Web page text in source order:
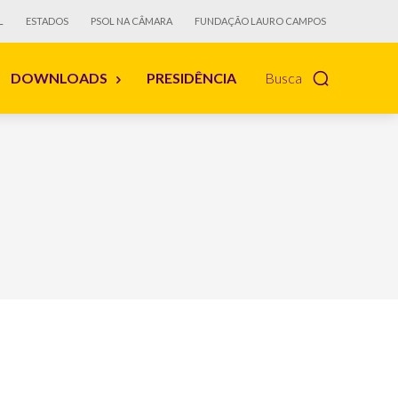
ESTADOS PSOL NA CÂMARA FUNDAÇÃO LAURO CAMPOS
Busca
DOWNLOADS PRESIDÊNCIA